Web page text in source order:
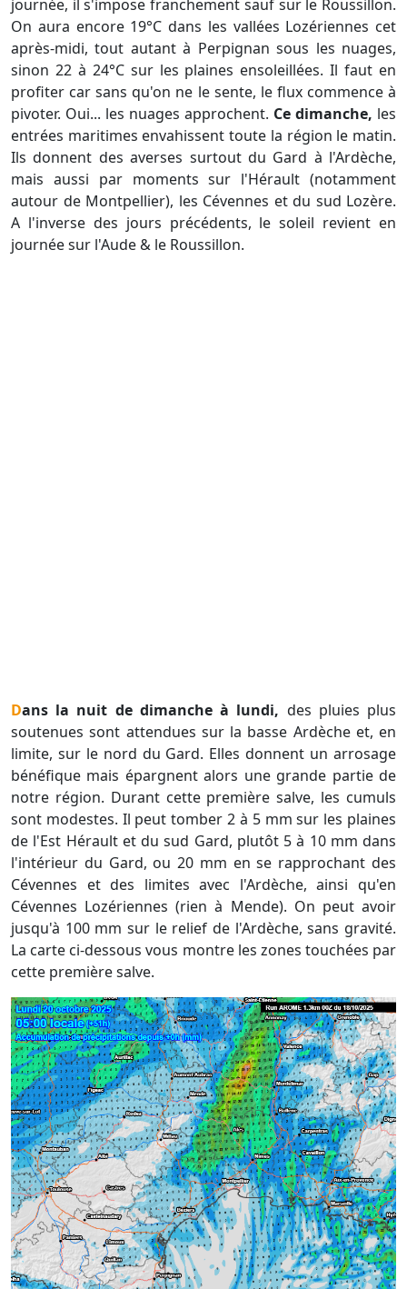
journée, il s'impose franchement sauf sur le Roussillon.
On aura encore 19°C dans les vallées Lozériennes cet
après-midi, tout autant à Perpignan sous les nuages,
sinon 22 à 24°C sur les plaines ensoleillées. Il faut en
profiter car sans qu'on ne le sente, le flux commence à
pivoter. Oui... les nuages approchent. Ce dimanche, les
entrées maritimes envahissent toute la région le matin.
Ils donnent des averses surtout du Gard à l'Ardèche,
mais aussi par moments sur l'Hérault (notamment
autour de Montpellier), les Cévennes et du sud Lozère.
A l'inverse des jours précédents, le soleil revient en
journée sur l'Aude & le Roussillon.
Dans la nuit de dimanche à lundi, des pluies plus
soutenues sont attendues sur la basse Ardèche et, en
limite, sur le nord du Gard. Elles donnent un arrosage
bénéfique mais épargnent alors une grande partie de
notre région. Durant cette première salve, les cumuls
sont modestes. Il peut tomber 2 à 5 mm sur les plaines
de l'Est Hérault et du sud Gard, plutôt 5 à 10 mm dans
l'intérieur du Gard, ou 20 mm en se rapprochant des
Cévennes et des limites avec l'Ardèche, ainsi qu'en
Cévennes Lozériennes (rien à Mende). On peut avoir
jusqu'à 100 mm sur le relief de l'Ardèche, sans gravité.
La carte ci-dessous vous montre les zones touchées par
cette première salve.